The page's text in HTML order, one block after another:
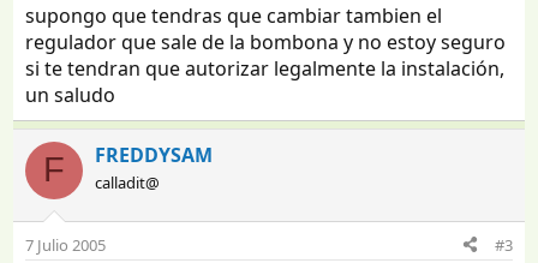
supongo que tendras que cambiar tambien el
regulador que sale de la bombona y no estoy seguro
si te tendran que autorizar legalmente la instalación,
un saludo
F FREDDYSAM
calladit@
7 Julio 2005 #3